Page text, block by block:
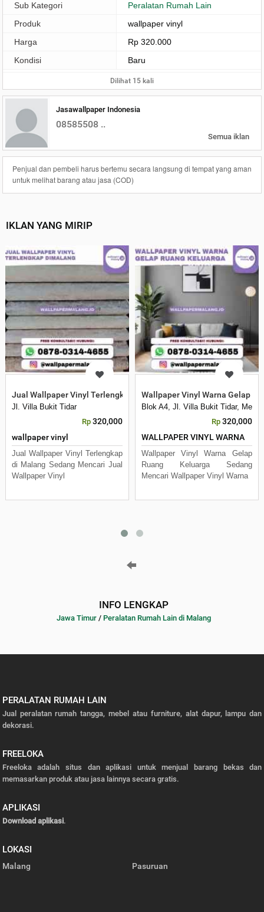
Sub Kategori
Peralatan Rumah Lain
Produk
wallpaper vinyl
Harga
Rp 320.000
Kondisi
Baru
Dilihat 15 kali
Jasawallpaper Indonesia
08585508 ..
Semua iklan
Penjual dan pembeli harus bertemu secara langsung di tempat yang aman
untuk melihat barang atau jasa (COD)
IKLAN YANG MIRIP
Jual Wallpaper Vinyl Terlengkap Dimalang
Jl. Villa Bukit Tidar
Rp 320,000
wallpaper vinyl
Jual Wallpaper Vinyl Terlengkap
di Malang Sedang Mencari Jual
Wallpaper Vinyl
Wallpaper Vinyl Warna Gelap
Blok A4, Jl. Villa Bukit Tidar,
Rp 320,000
WALLPAPER VINYL WARNA
Wallpaper Vinyl Warna Gelap
Ruang Keluarga Sedang
Mencari Wallpaper Vinyl Warna
INFO LENGKAP
Jawa Timur / Peralatan Rumah Lain di Malang
PERALATAN RUMAH LAIN
Jual peralatan rumah tangga, mebel atau furniture, alat dapur, lampu dan
dekorasi.
FREELOKA
Freeloka adalah situs dan aplikasi untuk menjual barang bekas dan
memasarkan produk atau jasa lainnya secara gratis.
APLIKASI
Download aplikasi.
LOKASI
Malang Pasuruan